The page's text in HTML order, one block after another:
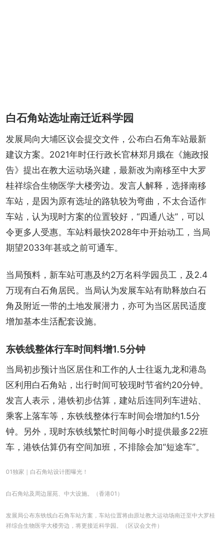
白石角站选址南迁近科学园
发展局向大埔区议会提交文件，公布白石角车站最新
建议方案。2021年时仼行政长官林郑月娥在《施政报
告》提出在教大运动场兴建，最新改为南移至中大罗
桂祥综合生物医学大楼旁边。发言人解释，选择南移
车站，是因为原有选址的路轨较为弯曲，不太合适作
车站，认为现时方案的位置较好，“四通八达”，可以
令更多人受惠。车站料最快2028年中开始动工，当局
期望2033年甚或之前可通车。
当局预料，新车站可惠及约2万名科学园员工，及2.4
万现有白石角居民。当局认为发展车站有助释放白石
角及附近一带的土地发展潜力，亦可为当区居民适度
增加基本生活配套设施。
东铁线整体行车时间料增1.5分钟
当局初步预计当区居住和工作的人士往返九龙和港岛
区利用白石角站，出行时间可较现时节省约20分钟。
发言人表示，港铁初步估算，建站后连同列车进站、
乘客上落车等，东铁线整体行车时间会增加约1.5分
钟。另外，现时东铁线繁忙时间每小时提供最多22班
车，港铁估算仍有空间加班，不排除会加“短途车”。
01独家｜白石角站设计图曝光！
白石角站及周边屋苑、中大设施。（香港01）
发展局公布东铁线白石角车站方案，车站位置将由原址教大运动场南迁至中大罗桂
祥综合生物医学大楼旁边，将更接近科学园。（区议会文件）